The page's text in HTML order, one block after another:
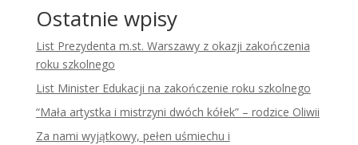
Ostatnie wpisy
List Prezydenta m.st. Warszawy z okazji zakończenia
roku szkolnego
List Minister Edukacji na zakończenie roku szkolnego
“Mała artystka i mistrzyni dwóch kółek” – rodzice Oliwii
Za nami wyjątkowy, pełen uśmiechu i